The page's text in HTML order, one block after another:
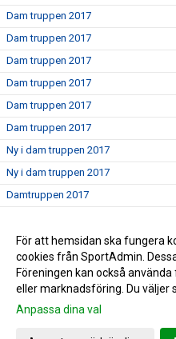
Dam truppen 2017
Dam truppen 2017
Dam truppen 2017
Dam truppen 2017
Dam truppen 2017
Dam truppen 2017
Ny i dam truppen 2017
Ny i dam truppen 2017
Damtruppen 2017
Nu börjar vi sätta truppen 2017
Nu laddar vi för 2017
Gå till
För att hemsidan ska fungera
cookies från SportAdmin.
Föreningen kan också
eller marknadsföring. Du väljer
Anpassa dina val